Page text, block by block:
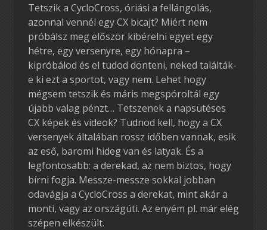
Tetszik a CycloCross, óriási a fellángolás,
azonnal vennél egy CX bicajt? Miért nem
próbálsz meg először kibérelni egyet egy
hétre, egy versenyre, egy hónapra –
kipróbálod és el tudod dönteni, neked találták-
e ki ezt a sportot, vagy nem. Lehet hogy
mégsem tetszik és máris megspóroltál egy
újabb valag pénzt… Tetszenek a napsütéses
CX képek és videok? Tudnod kell, hogy a CX
versenyek általában rossz időben vannak, esik
az eső, baromi hideg van és latyak. És a
legfontosabb: a derekad, az nem biztos, hogy
bírni fogja. Messze-messze sokkal jobban
odavágja a CycloCross a derekat, mint akár a
monti, vagy az országúti. Az enyém pl. már elég
szépen elkészült.